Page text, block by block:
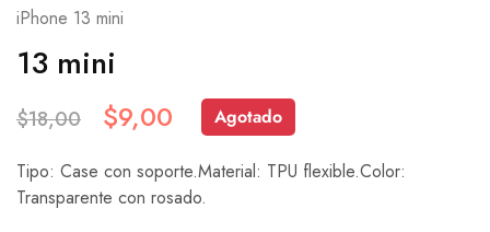
iPhone 13 mini
13 mini
$18,00 $9,00 Agotado
Tipo: Case con soporte.Material: TPU flexible.Color:
Transparente con rosado.